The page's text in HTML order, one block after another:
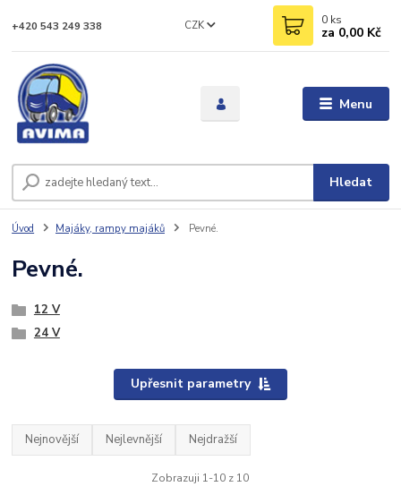
Menu
CZK
Hledat
+420 543 249 338 0 ks
za 0,00 Kč
Úvod Majáky, rampy majáků Pevné.
Pevné.
12 V
24 V
Upřesnit parametry
Nejnovější Nejlevnější Nejdražší
Zobrazuji 1-10 z 10